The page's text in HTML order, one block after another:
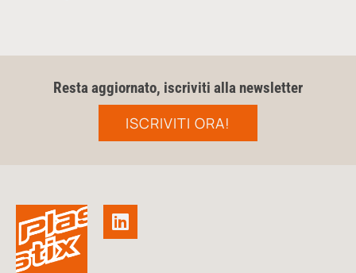
Resta aggiornato, iscriviti alla newsletter
ISCRIVITI ORA!